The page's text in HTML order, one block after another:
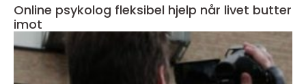
Online psykolog fleksibel hjelp når livet butter
imot